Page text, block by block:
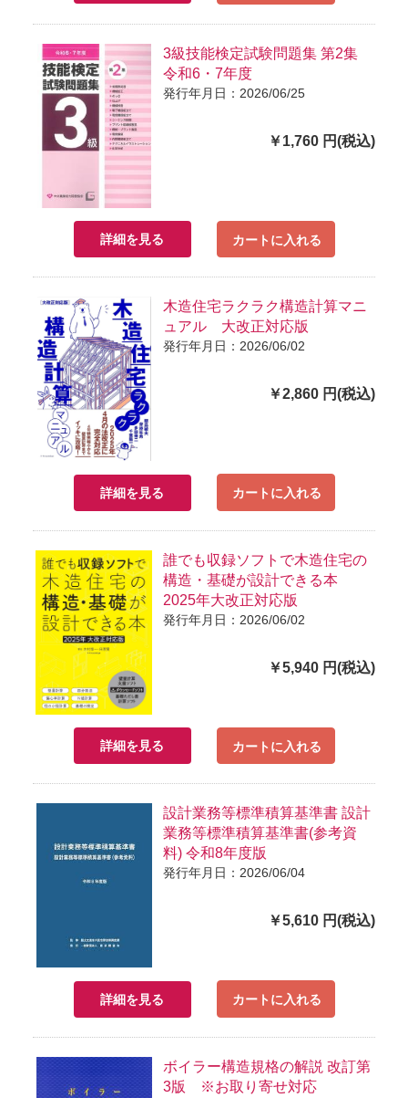
3級技能検定試験問題集 第2集
令和6・7年度
発行年月日：2026/06/25
￥1,760 円(税込)
詳細を見る カートに入れる
木造住宅ラクラク構造計算マニ
ュアル 大改正対応版
発行年月日：2026/06/02
￥2,860 円(税込)
詳細を見る カートに入れる
誰でも収録ソフトで木造住宅の
構造・基礎が設計できる本
2025年大改正対応版
発行年月日：2026/06/02
￥5,940 円(税込)
詳細を見る カートに入れる
設計業務等標準積算基準書 設計
業務等標準積算基準書(参考資
料) 令和8年度版
発行年月日：2026/06/04
￥5,610 円(税込)
詳細を見る カートに入れる
ボイラー構造規格の解説 改訂第
3版 ※お取り寄せ対応